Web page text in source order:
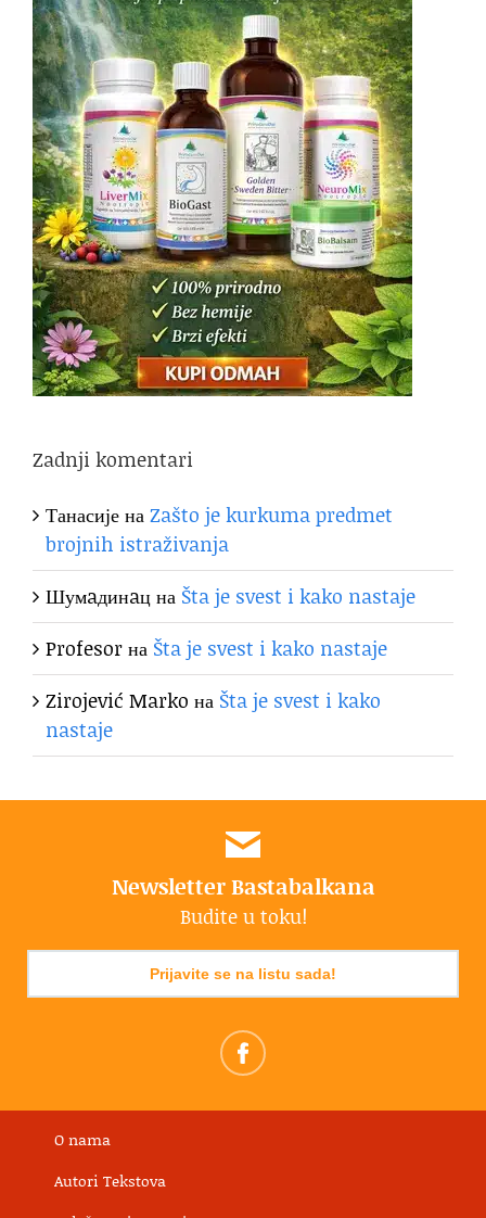
Zadnji komentari
ТанасијенаZašto je kurkuma predmet
brojnih istraživanja
Шумaдинaцна Šta je svest i kako nastaje
Profesorна Šta je svest i kako nastaje
Zirojević Marko на Šta je svest i kako
nastaje
Newsletter Bastabalkana
Budite u toku!
Prijavite se na listu sada!
O nama
Autori Tekstova